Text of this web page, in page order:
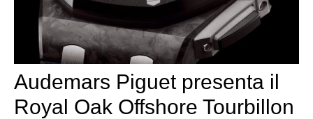
Audemars Piguet presenta il
Royal Oak Offshore Tourbillon